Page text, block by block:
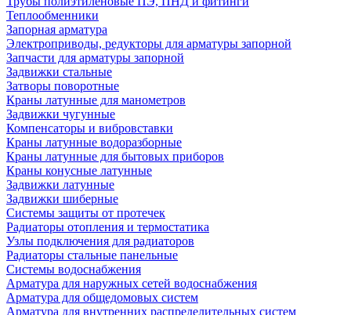
Теплообменники
Запорная арматура
Электроприводы, редукторы для арматуры запорной
Запчасти для арматуры запорной
Задвижки стальные
Затворы поворотные
Краны латунные для манометров
Задвижки чугунные
Компенсаторы и вибровставки
Краны латунные водоразборные
Краны латунные для бытовых приборов
Краны конусные латунные
Задвижки латунные
Задвижки шиберные
Системы защиты от протечек
Радиаторы отопления и термостатика
Узлы подключения для радиаторов
Радиаторы стальные панельные
Системы водоснабжения
Арматура для наружных сетей водоснабжения
Арматура для общедомовых систем
Арматура для внутренних распределительных систем